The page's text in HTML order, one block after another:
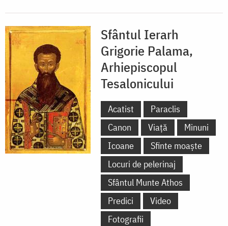
Sfântul Ierarh
Grigorie Palama,
Arhiepiscopul
Tesalonicului
Acatist
Paraclis
Canon
Viață
Minuni
Icoane
Sfinte moaște
Locuri de pelerinaj
Sfântul Munte Athos
Predici
Video
Fotografii